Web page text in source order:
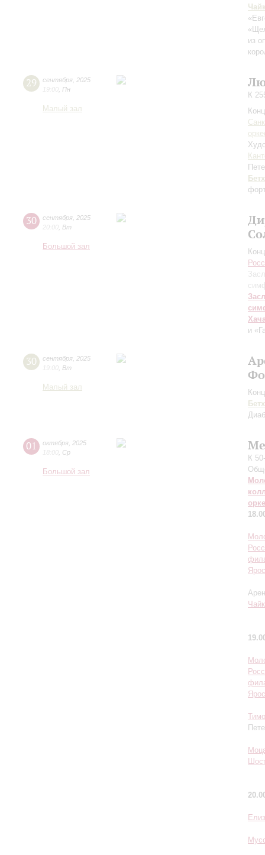
из
29 сентября 2025
19:00 Пн
Малый зал
К
30 сентября 2025
20:00 Вт
Большой зал
и
30 сентября 2025
19:00 Вт
Малый зал
01 октября 2025
18:00 Ср
Большой зал
К